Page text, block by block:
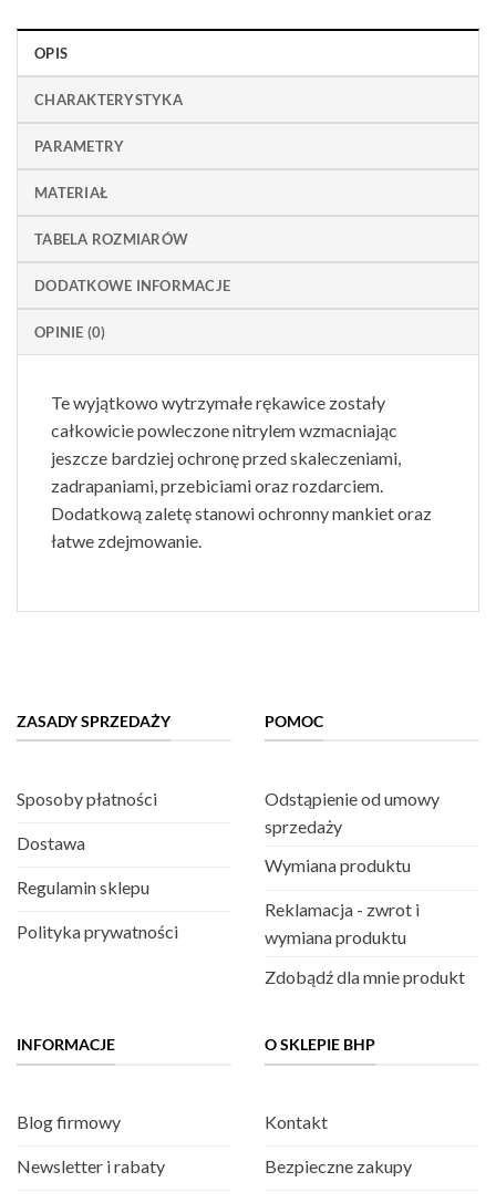
OPIS
CHARAKTERYSTYKA
PARAMETRY
MATERIAŁ
TABELA ROZMIARÓW
DODATKOWE INFORMACJE
OPINIE (0)
Te wyjątkowo wytrzymałe rękawice zostały
całkowicie powleczone nitrylem wzmacniając
jeszcze bardziej ochronę przed skaleczeniami,
zadrapaniami, przebiciami oraz rozdarciem.
Dodatkową zaletę stanowi ochronny mankiet oraz
łatwe zdejmowanie.
ZASADY SPRZEDAŻY
Sposoby płatności
Dostawa
Regulamin sklepu
Polityka prywatności
POMOC
Odstąpienie od umowy
sprzedaży
Wymiana produktu
Reklamacja - zwrot i
wymiana produktu
Zdobądź dla mnie produkt
INFORMACJE
Blog firmowy
Newsletter i rabaty
O SKLEPIE BHP
Kontakt
Bezpieczne zakupy